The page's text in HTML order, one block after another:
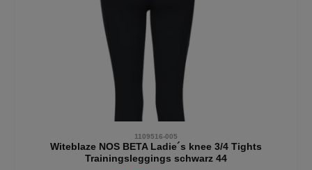
1109516-005
Witeblaze NOS BETA Ladie´s knee 3/4 Tights
Trainingsleggings schwarz 44